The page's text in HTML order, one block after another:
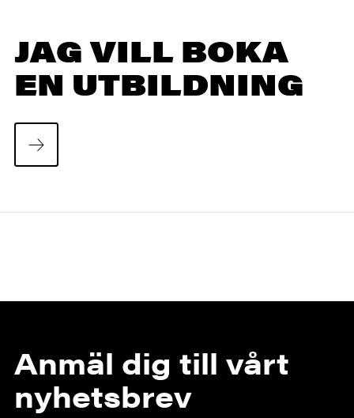
JAG VILL BOKA
EN UTBILDNING
Anmäl dig till vårt
nyhetsbrev